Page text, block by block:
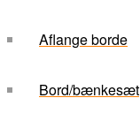
Aflange borde
Bord/bænkesæt